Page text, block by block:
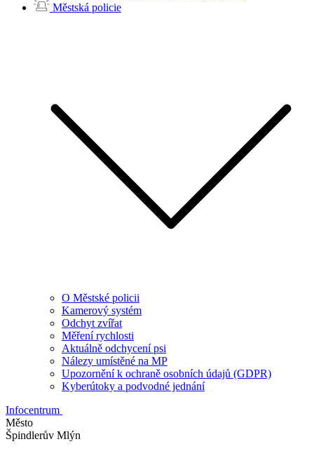
Městská policie
O Městské policii
Kamerový systém
Odchyt zvířat
Měření rychlosti
Aktuálně odchycení psi
Nálezy umístěné na MP
Upozornění k ochraně osobních údajů (GDPR)
Kyberútoky a podvodné jednání
Infocentrum
Město
Špindlerův Mlýn